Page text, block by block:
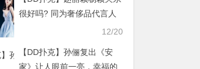
很好吗? 同为奢侈品代言人
12/20
【DD扑克】孙俪复出《安
家》让人眼前一亮，幸福的